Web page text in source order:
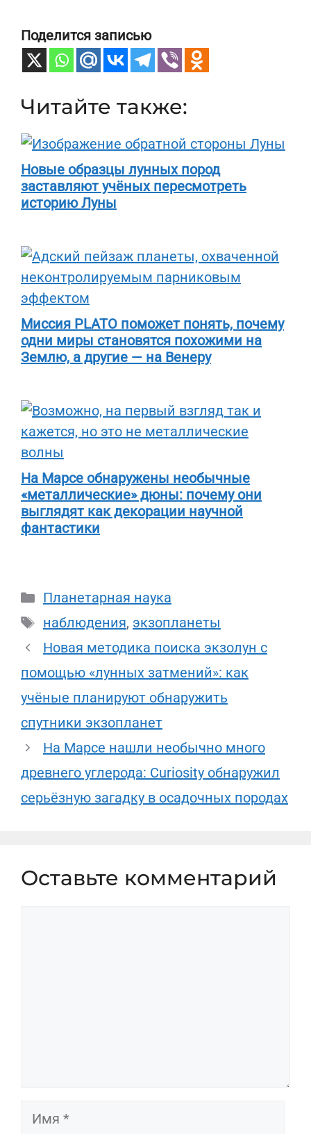
Поделится записью
Читайте также:
Новые образцы лунных пород
заставляют учёных пересмотреть
историю Луны
Миссия PLATO поможет понять, почему
одни миры становятся похожими на
Землю, а другие — на Венеру
На Марсе обнаружены необычные
«металлические» дюны: почему они
выглядят как декорации научной
фантастики
Рубрики
Планетарная наука
Метки
наблюдения, экзопланеты
Новая методика поиска экзолун с
помощью «лунных затмений»: как
учёные планируют обнаружить
спутники экзопланет
На Марсе нашли необычно много
древнего углерода: Curiosity обнаружил
серьёзную загадку в осадочных породах
Оставьте комментарий
Имя